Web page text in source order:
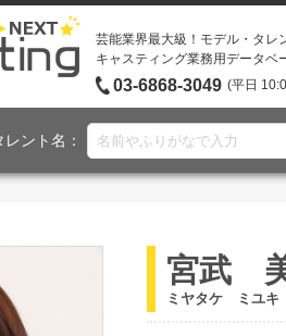
芸能業界最大級！モデル・タレ
キャスティング業務用データベ
03-6868-3049 (平日
レント名：
宮武
ミヤタケ ミユキ